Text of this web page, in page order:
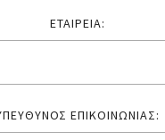
ΕΤΑΙΡΕΊΑ:
ΕΠΙΚΟΙΝΩΝΊΑΣ: